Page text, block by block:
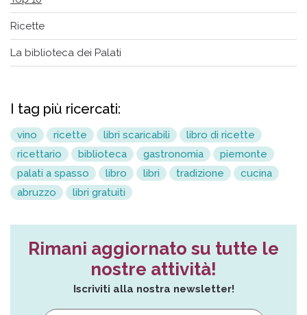
Ricette
La biblioteca dei Palati
I tag più ricercati:
vino ricette libri scaricabili
libro di ricette
ricettario
biblioteca gastronomia
piemonte
palati a spasso
libro libri tradizione
cucina
abruzzo
libri gratuiti
Rimani aggiornato su tutte le
nostre attività!
Iscriviti alla nostra newsletter!